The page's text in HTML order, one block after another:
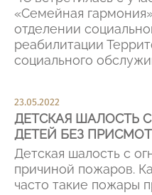
«Семейная
отделении
реабилитации
социального
23.05.2022
ДЕТСКАЯ ШАЛОСТЬ
ДЕТЕЙ БЕЗ
Детская шалость с
причиной пожаров.
часто такие пожары